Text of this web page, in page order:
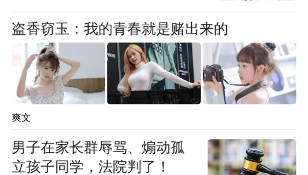
盗香窃玉：我的青春就是赌出来的
爽文
男子在家长群辱骂、煽动孤
立孩子同学，法院判了！